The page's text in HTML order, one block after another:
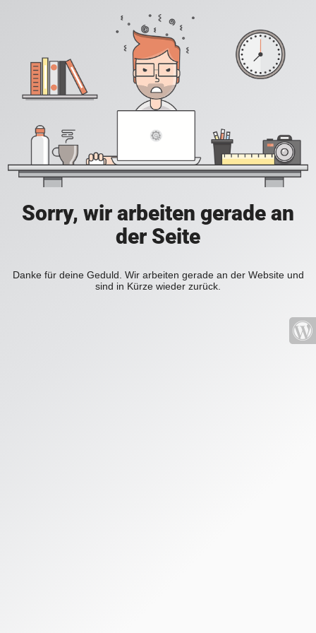
Sorry, wir arbeiten gerade an
der Seite
Danke für deine Geduld. Wir arbeiten gerade an der Website und
sind in Kürze wieder zurück.